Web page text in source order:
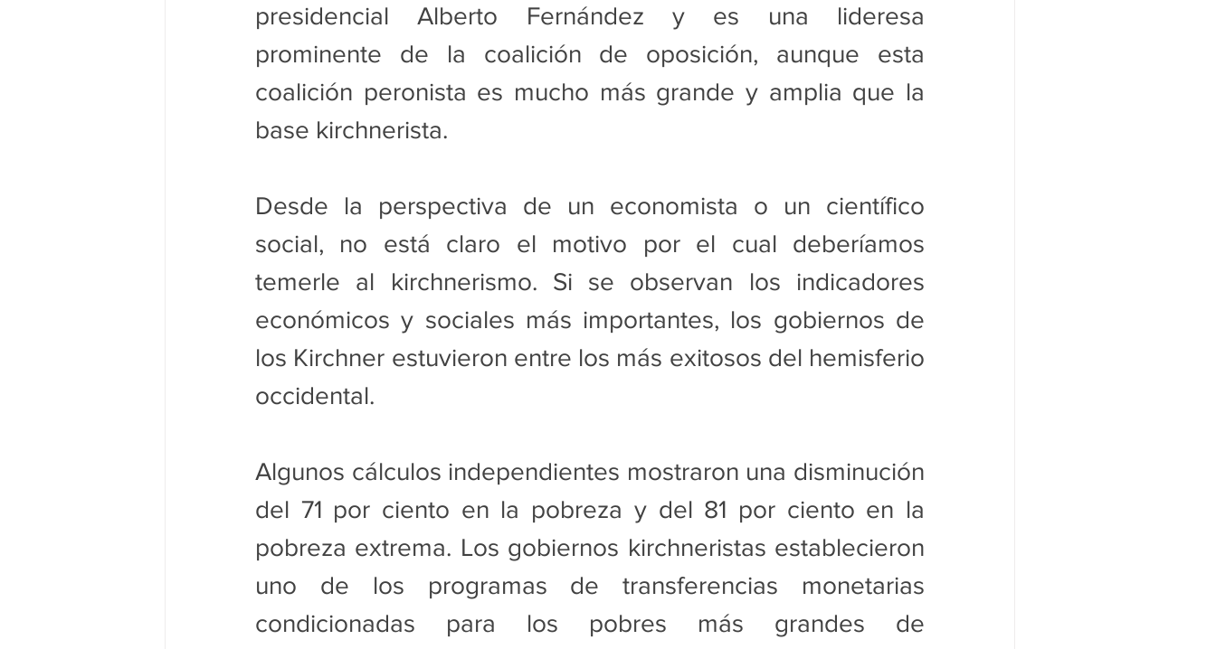
presidencial Alberto Fernández y es una lideresa
prominente de la coalición de oposición, aunque esta
coalición peronista es mucho más grande y amplia que la
base kirchnerista.
Desde la perspectiva de un economista o un científico
social, no está claro el motivo por el cual deberíamos
temerle al kirchnerismo. Si se observan los indicadores
económicos y sociales más importantes, los gobiernos de
los Kirchner estuvieron entre los más exitosos del hemisferio
occidental.
Algunos cálculos independientes mostraron una disminución
del 71 por ciento en la pobreza y del 81 por ciento en la
pobreza extrema. Los gobiernos kirchneristas establecieron
uno de los programas de transferencias monetarias
condicionadas para los pobres más grandes de